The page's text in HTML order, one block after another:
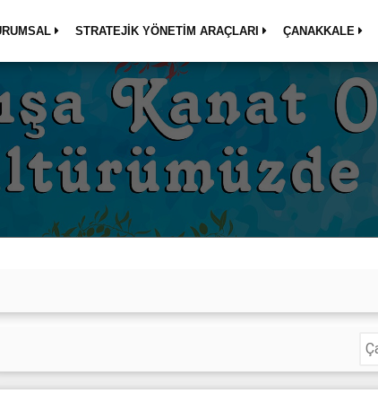
STRATEJİK YÖNETİM ARAÇLARI ÇANAKKALE